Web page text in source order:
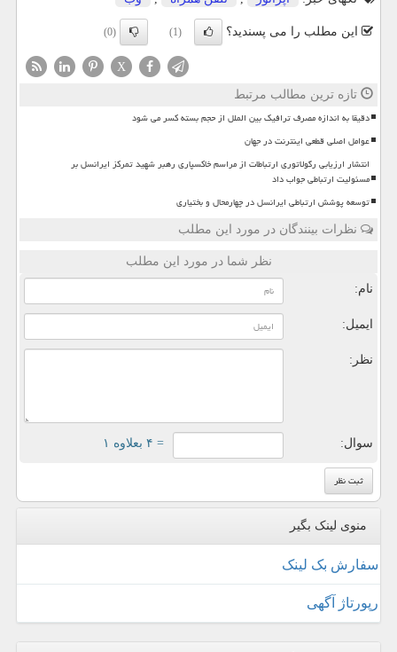
این مطلب را می پسندید؟ (1)
(0)
X
تازه ترین مطالب مرتبط
دقیقا به اندازه مصرف ترافیک بین الملل از حجم بسته کسر می شود
عوامل اصلی قطعی اینترنت در جهان
انتشار ارزیابی رگولاتوری ارتباطات از مراسم خاکسپاری رهبر شهید تمرکز ایرانسل بر
مسئولیت ارتباطی جواب داد
توسعه پوشش ارتباطی ایرانسل در چهارمحال و بختیاری
نظرات بینندگان در مورد این مطلب
نظر شما در مورد این مطلب
نام:
ایمیل:
نظر:
سوال: = ۴ بعلاوه ۱
منوی لینک بگیر
سفارش بک لینک
رپورتاژ آگهی